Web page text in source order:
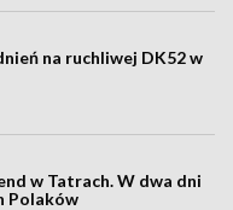
na ruchliwej DK52 w
w Tatrach. W dwa dni
Polaków